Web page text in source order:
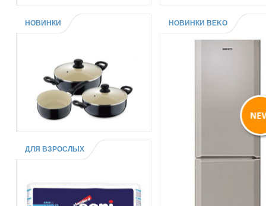
НОВИНКИ НОВИНКИ BEKO
ДЛЯ ВЗРОСЛЫХ